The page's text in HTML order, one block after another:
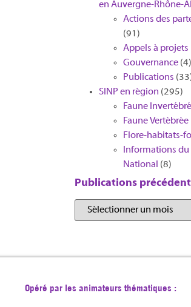
en Auvergne-Rhône-
Actions des
(91)
Appels à projets
Gouvernance(4)
Publications
SINP en région (295)
Faune
Faune Vertébrée
Flore-habitats-
Informations du
National (8)
Publications
Opéré par les animateurs thématiques :